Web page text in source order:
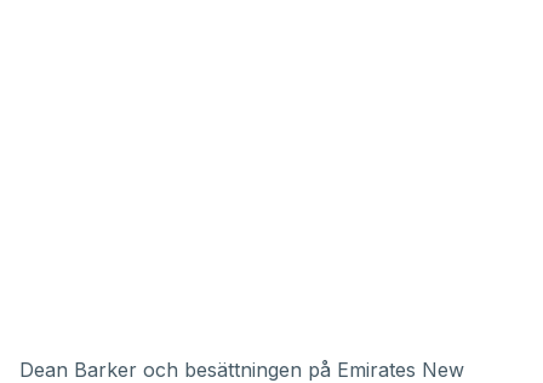
Dean Barker och besättningen på Emirates New